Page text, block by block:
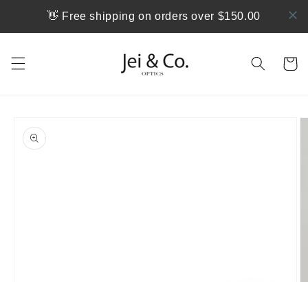
👋 Free shipping on orders over $150.00
跳到内
物
跳至产
品信息